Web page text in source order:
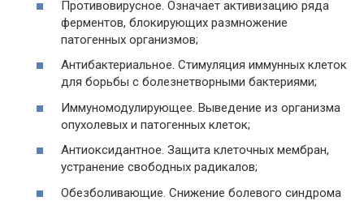
Противовирусное. Означает активизацию ряда
ферментов, блокирующих размножение
патогенных организмов;
Антибактериальное. Стимуляция иммунных клеток
для борьбы с болезнетворными бактериями;
Иммуномодулирующее. Выведение из организма
опухолевых и патогенных клеток;
Антиоксидантное. Защита клеточных мембран,
устранение свободных радикалов;
Обезболивающие. Снижение болевого синдрома